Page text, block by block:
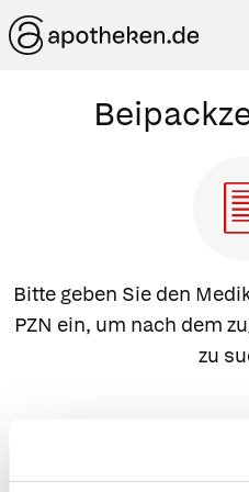
Bitte geben Sie den
PZN ein, um nach dem
zu
oder